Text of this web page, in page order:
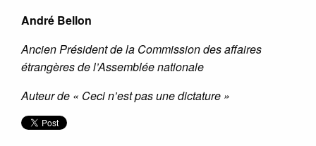
André Bellon
Ancien Président de la Commission des affaires
étrangères de l’Assemblée nationale
Auteur de « Ceci n’est pas une dictature »